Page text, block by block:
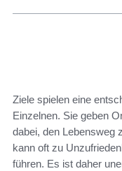
Ziele spielen eine
Einzelnen. Sie geben
dabei, den Lebensweg
kann oft zu
führen. Es ist daher